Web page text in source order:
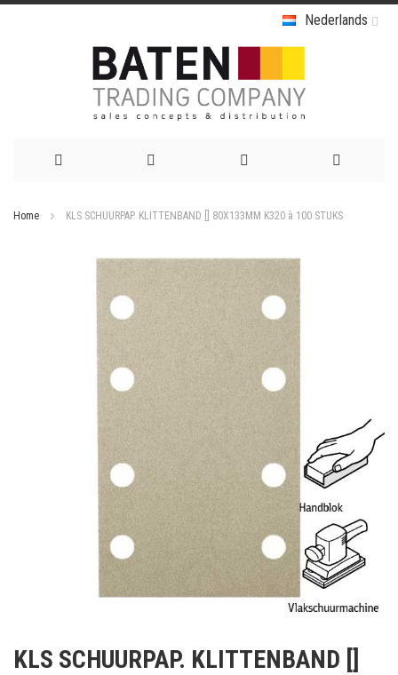
Nederlands
Home KLS SCHUURPAP. KLITTENBAND [] 80X133MM K320 à 100 STUKS
het
KLS SCHUURPAP. KLITTENBAND []